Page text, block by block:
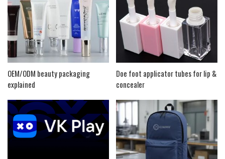
OEM/ODM beauty packaging
explained
Doe foot applicator tubes for lip &
concealer